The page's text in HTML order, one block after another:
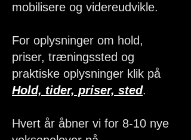
mobilisere og videreudvikle.
For oplysninger om hold,
priser, træningssted og
praktiske oplysninger klik på
Hold, tider, priser, sted.
Hvert år åbner vi for 8-10 nye